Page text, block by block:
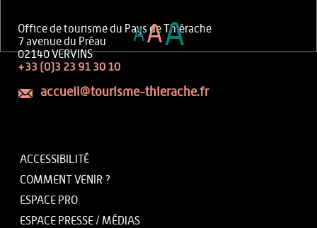
Office de tourisme du Pays de Thiérache
7 avenue du Préau
02140 VERVINS
+33 (0)3 23 91 30 10
accueil@tourisme-thierache.fr
ACCESSIBILITÉ
COMMENT VENIR ?
ESPACE PRO
ESPACE PRESSE / MÉDIAS
AAA